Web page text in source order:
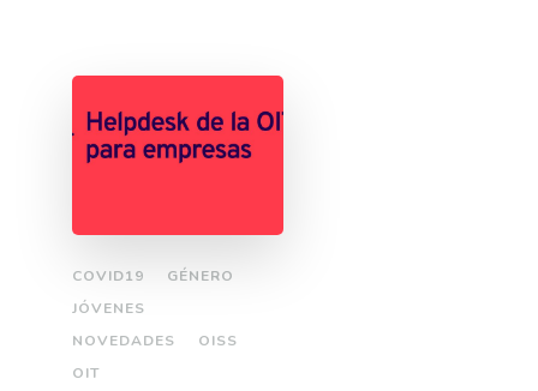
COVID19
GÉNERO
JÓVENES
NOVEDADES
OISS
OIT